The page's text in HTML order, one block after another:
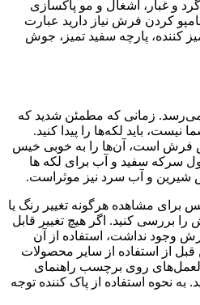
و غبار، آشغال و مو پاکسازی
کردن فرش نیاز دارید عبارت
کننده، پارچه سفید تمیز، جوش
زمانی که مطمئن شدید که
باید لکه‌ها را پیدا کنید.
است، آن‌ها را به خوبی خیس
سرکه سفید و آب برای لکه ها
شیرین و آب سرد نیز موثراست.
برای مشاهده هرگونه تغییر رنگ یا
بررسی کنید. اگر هیچ تغییر قابل
وجود نداشت، استفاده از آن
از استفاده از سایر محصولات
روی برچسب راهنمای
نحوه استفاده از پاک کننده توجه